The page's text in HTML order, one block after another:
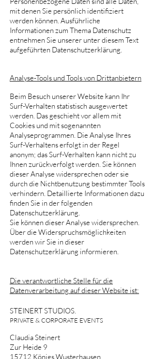
mit denen Sie persönlich identifiziert
werden können. Ausführliche
Informationen zum Thema Datenschutz
entnehmen Sie unserer unter diesem Text
aufgeführten Datenschutzerklärung.
Analyse-Tools und Tools von Drittanbietern
Beim Besuch unserer Website kann Ihr
Surf-Verhalten statistisch ausgewertet
werden. Das geschieht vor allem mit
Cookies und mit sogenannten
Analyseprogrammen. Die Analyse Ihres
Surf-Verhaltens erfolgt in der Regel
anonym; das Surf-Verhalten kann nicht zu
Ihnen zurückverfolgt werden. Sie können
dieser Analyse widersprechen oder sie
durch die Nichtbenutzung bestimmter Tools
verhindern. Detaillierte Informationen dazu
finden Sie in der folgenden
Datenschutzerklärung.
Sie können dieser Analyse widersprechen.
Über die Widerspruchsmöglichkeiten
werden wir Sie in dieser
Datenschutzerklärung informieren.
Die verantwortliche Stelle für die
Datenverarbeitung auf dieser Website ist:
STEINERT STUDIOS.
PRIVATE & CORPORATE EVENTS
Claudia Steinert
Zur Heide 9
15712 Königs Wusterhausen